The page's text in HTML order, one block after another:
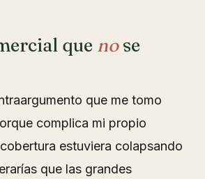
que nose
que me tomo
complica mi propio
estuviera colapsando
que las grandes